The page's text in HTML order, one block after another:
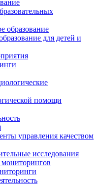
образование
для детей и
помощи
управления качеством
исследования